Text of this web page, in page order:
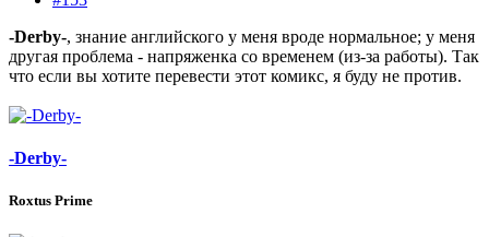
-Derby-, знание английского у меня вроде нормальное; у меня
другая проблема - напряженка со временем (из-за работы). Так
что если вы хотите перевести этот комикс, я буду не против.
-Derby-
Roxtus Prime